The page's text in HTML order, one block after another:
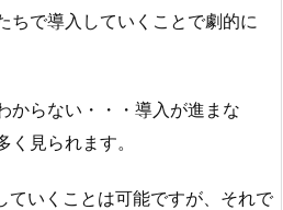
ちで導入していくことで劇的に
からない・・・導入が進まな
見られます。
ていくことは可能ですが、それで